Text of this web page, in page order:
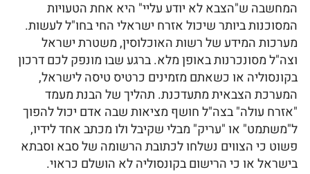
המחשבה ש"הצבא לא יודע עליי" היא אחת הטעויות
המסוכנות ביותר שיכול אזרח ישראלי החי בחו"ל לעשות.
מערכות המידע של רשות האוכלוסין, משטרת ישראל
וצה"ל מסונכרנות באופן מלא. ברגע שבו מונפק לכם דרכון
בקונסוליה או כשאתם מזמינים כרטיס טיסה לישראל,
המערכת הצבאית מתעדכנת. תהליך של הבנת מעמד
"אזרח עולה" בצה"ל חושף מציאות שבה אדם יכול להפוך
ל"משתמט" או "עריק" מבלי שקיבל ולו מכתב אחד לידיו,
פשוט כי הצווים נשלחו לכתובת הרשומה של סבא וסבתא
בישראל או כי הרישום בקונסוליה לא הושלם כראוי.